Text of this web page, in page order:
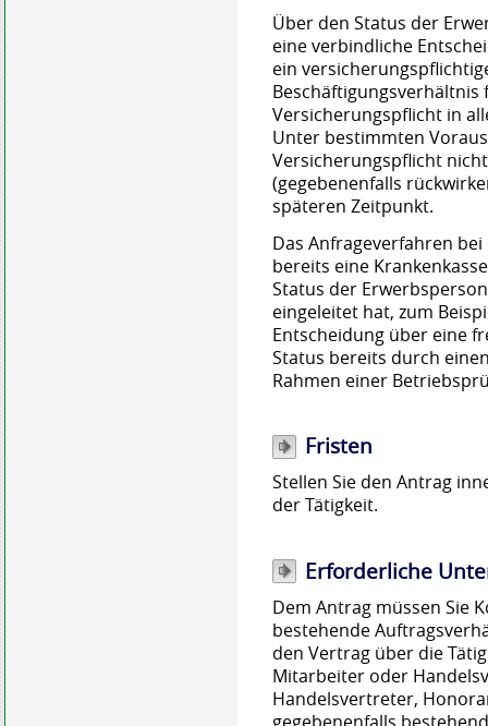
Über den Status der
eine verbindliche
ein
Versicherungspflicht in
Unter bestimmten
Versicherungspflicht
(gegebenenfalls
späteren Zeitpunkt.
Das Anfrageverfahren
bereits eine
Status der
eingeleitet hat, zum
Entscheidung über eine
Status bereits durch
Rahmen einer
Fristen
Stellen Sie den Antrag
der Tätigkeit.
Erforderliche
Dem Antrag müssen Sie
bestehende
den Vertrag über die
Mitarbeiter oder
Handelsvertreter,